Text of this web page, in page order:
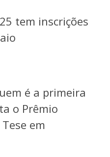
tem inscrições
é a primeira
o Prêmio
em